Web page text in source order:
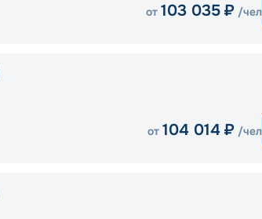
от 103 035 ₽ /чел
от 104 014 ₽ /чел